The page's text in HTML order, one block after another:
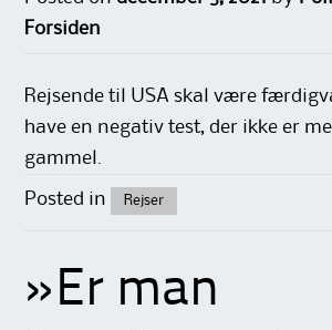
Forsiden
Rejsende til USA skal være
have en negativ test, der ikke er
gammel.
Posted in Rejser
»Er man